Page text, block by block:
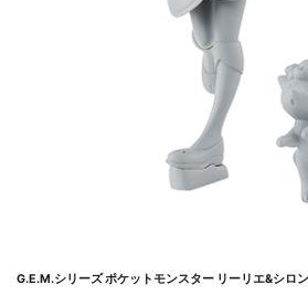
G.E.M.シリーズ ポケットモンスター リーリエ&シロ